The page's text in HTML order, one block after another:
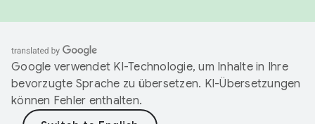
Google verwendet KI-Technologie, um Inhalte in Ihre
bevorzugte Sprache zu übersetzen. KI-Übersetzungen
können Fehler enthalten.